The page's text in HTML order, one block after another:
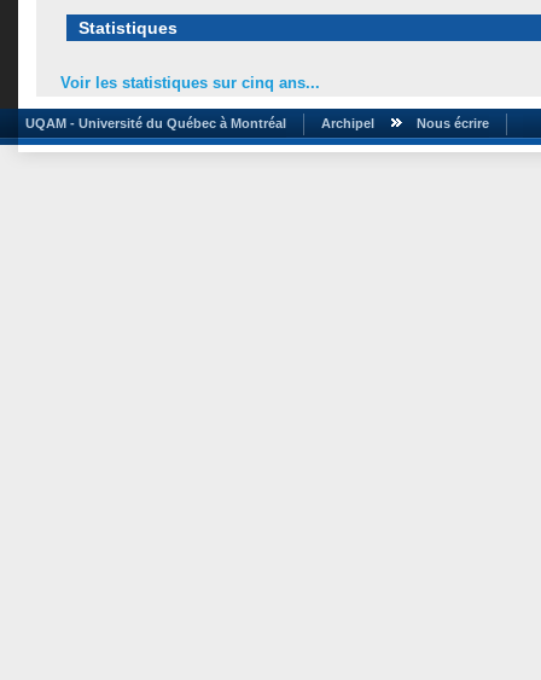
Statistiques
Voir les statistiques sur cinq ans...
UQAM - Université du Québec à Montréal Archipel Nous écrire